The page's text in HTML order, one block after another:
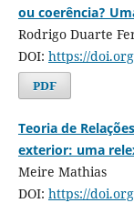
ou coerência?
Rodrigo Duarte
DOI: https://
PDF
Teoria de
exterior: uma
Meire Mathias
DOI: https://